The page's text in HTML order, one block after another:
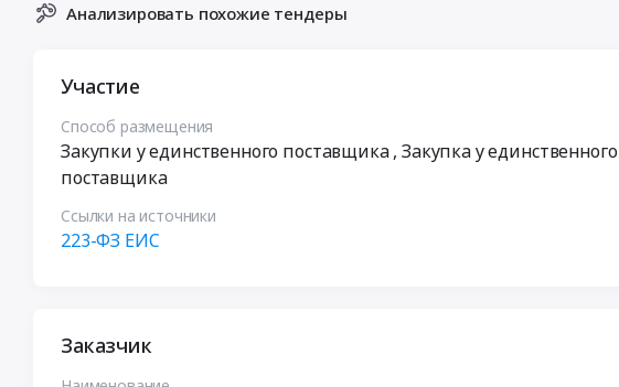
Анализировать похожие тендеры
Участие
Способ размещения
Закупки у единственного поставщика, Закупка у единственного
поставщика
Ссылки на источники
223-ФЗ ЕИС
Заказчик